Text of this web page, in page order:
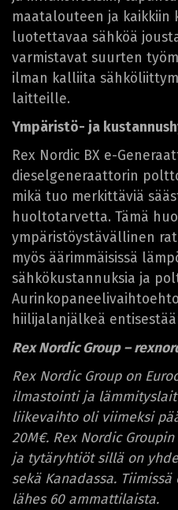
maatalouteen ja kaikkiin
luotettavaa sähköä
varmistavat suurten
ilman kalliita
laitteille.
Ympäristö- ja
Rex Nordic BX e-
dieselgeneraattorin
mikä tuo merkittäviä
huoltotarvetta. Tämä
ympäristöystävällinen
myös äärimmäisissä
sähkökustannuksia ja
hiilijalanjälkeä
Rex Nordic Group –
Rex Nordic Group on
ilmastointi ja
liikevaihto oli viimeksi
20M€. Rex Nordic
ja tytäryhtiöt sillä on
sekä Kanadassa.
lähes 60 ammattilaista.